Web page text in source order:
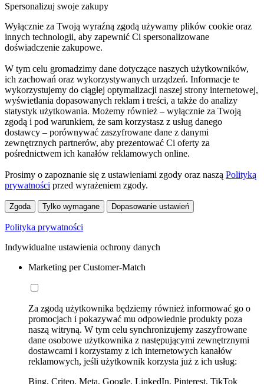
Spersonalizuj swoje zakupy
Wyłącznie za Twoją wyraźną zgodą używamy plików cookie oraz
innych technologii, aby zapewnić Ci spersonalizowane
doświadczenie zakupowe.
W tym celu gromadzimy dane dotyczące naszych użytkowników,
ich zachowań oraz wykorzystywanych urządzeń. Informacje te
wykorzystujemy do ciągłej optymalizacji naszej strony internetowej,
wyświetlania dopasowanych reklam i treści, a także do analizy
statystyk użytkowania. Możemy również – wyłącznie za Twoją
zgodą i pod warunkiem, że sam korzystasz z usług danego
dostawcy – porównywać zaszyfrowane dane z danymi
zewnętrznych partnerów, aby prezentować Ci oferty za
pośrednictwem ich kanałów reklamowych online.
Prosimy o zapoznanie się z ustawieniami zgody oraz naszą Polityką
prywatności przed wyrażeniem zgody.
Zgoda Tylko wymagane Dopasowanie ustawień
Polityka prywatności
Indywidualne ustawienia ochrony danych
Marketing per Customer-Match
Za zgodą użytkownika będziemy również informować go o
promocjach i pokazywać mu odpowiednie produkty poza
naszą witryną. W tym celu synchronizujemy zaszyfrowane
dane osobowe użytkownika z następującymi zewnętrznymi
dostawcami i korzystamy z ich internetowych kanałów
reklamowych, jeśli użytkownik korzysta już z ich usług:
Bing, Criteo, Meta, Google, LinkedIn, Pinterest, TikTok